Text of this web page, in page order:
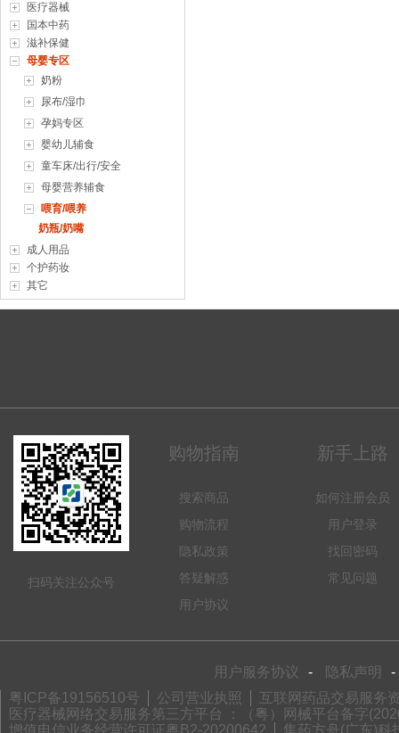
医疗器械
国本中药
滋补保健
母婴专区
奶粉
尿布/湿巾
孕妈专区
婴幼儿辅食
童车床/出行/安全
母婴营养辅食
喂育/喂养
奶瓶/奶嘴
成人用品
个护药妆
其它
扫码关注公众号
购物指南
搜索商品
购物流程
隐私政策
答疑解惑
用户协议
新手上路
如何注册会员
用户登录
找回密码
常见问题
用户服务协议 - 隐私声明
-
粤ICP备19156510号
公司营业执照
互联网药品交易服务
医疗器械网络交易服务第三方平台 ：（粤）网械平台备字
增值电信业务经营许可证粤B2-20200642
集药方舟(广东)科